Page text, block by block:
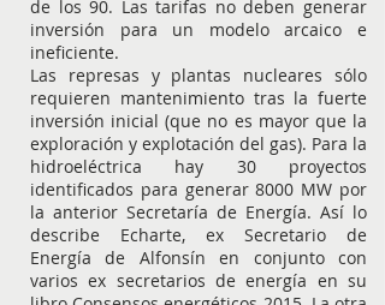
de los 90. Las tarifas no deben generar
inversión para un modelo arcaico e
ineficiente.
Las represas y plantas nucleares sólo
requieren mantenimiento tras la fuerte
inversión inicial (que no es mayor que la
exploración y explotación del gas). Para la
hidroeléctrica hay 30 proyectos
identificados para generar 8000 MW por
la anterior Secretaría de Energía. Así lo
describe Echarte, ex Secretario de
Energía de Alfonsín en conjunto con
varios ex secretarios de energía en su